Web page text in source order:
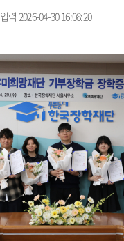
입력 2026-04-30 16:08:20